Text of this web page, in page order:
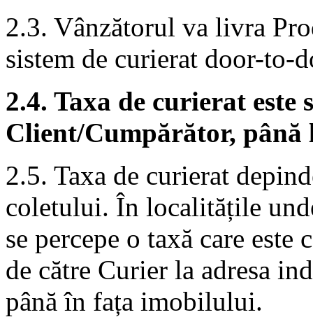
2.3. Vânzătorul va livra
sistem de curierat door-to-
2.4. Taxa de curierat este
Client/Cumpărător, până
2.5. Taxa de curierat
coletului. În localitățile
se percepe o taxă care
de către Curier la adresa
până în fața imobilului.